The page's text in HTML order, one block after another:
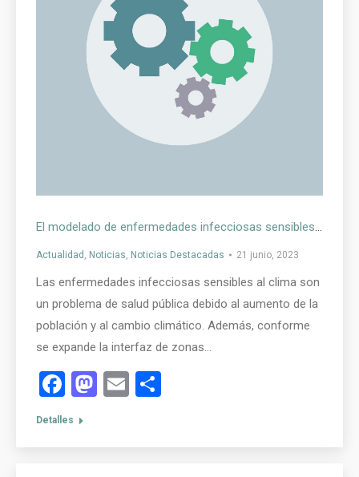
El modelado de enfermedades infecciosas sensibles al clima a través de herramientas de software
Actualidad , Noticias, Noticias Destacadas 21 junio, 2023
Las enfermedades infecciosas sensibles al clima son
un problema de salud pública debido al aumento de la
población y al cambio climático. Además, conforme
se expande la interfaz de zonas…
Facebook
Mastodon
Email
Detalles